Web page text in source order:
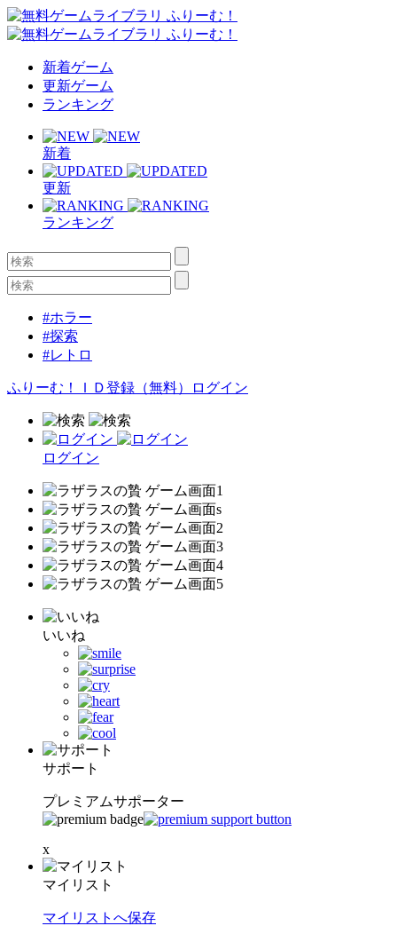
新着ゲーム
更新ゲーム
ランキング
新着
更新
ランキング
#ホラー
#探索
#レトロ
ふりーむ！ＩＤ登録（無料） ログイン
ログイン
いいね
サポート
プレミアムサポーター
x
マイリスト
マイリストへ保存